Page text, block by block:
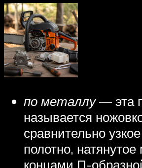
по металлу— эта
называется
сравнительно
полотно,
концами П-